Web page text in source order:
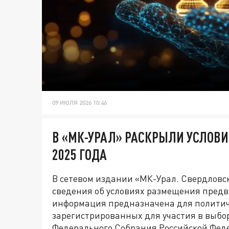
09 ИЮЛЯ 2026 10:46
В «МК-УРАЛ» РАСКРЫЛИ
2025 ГОДА
В сетевом издании «МК-Урал.
сведения об условиях размещения
информация предназначена для
зарегистрированных для участия в